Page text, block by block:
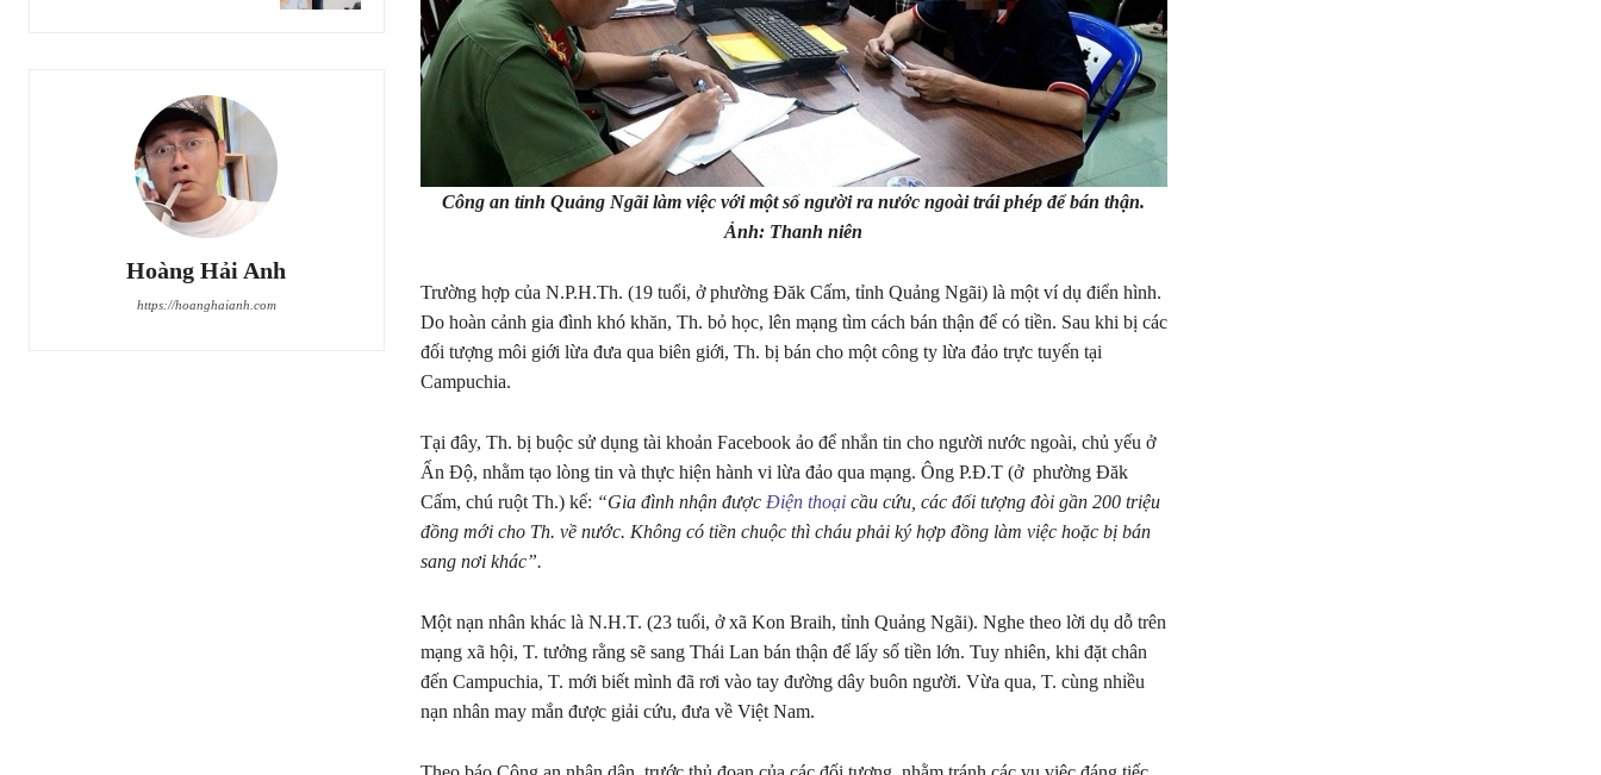
Hoàng Hải Anh
https://hoanghaianh.com
Công an tỉnh Quảng Ngãi làm việc với một số người ra nước ngoài trái phép để bán thận.
Ảnh: Thanh niên
Trường hợp của N.P.H.Th. (19 tuổi, ở phường Đăk Cấm, tỉnh Quảng Ngãi) là một ví dụ điển hình.
Do hoàn cảnh gia đình khó khăn, Th. bỏ học, lên mạng tìm cách bán thận để có tiền. Sau khi bị các
đối tượng môi giới lừa đưa qua biên giới, Th. bị bán cho một công ty lừa đảo trực tuyến tại
Campuchia.
Tại đây, Th. bị buộc sử dụng tài khoản Facebook ảo để nhắn tin cho người nước ngoài, chủ yếu ở
Ấn Độ, nhằm tạo lòng tin và thực hiện hành vi lừa đảo qua mạng. Ông P.Đ.T (ở phường Đăk
Cấm, chú ruột Th.) kể: “Gia đình nhận được Điện thoạicầu cứu, các đối tượng đòi gần 200 triệu
đồng mới cho Th. về nước. Không có tiền chuộc thì cháu phải ký hợp đồng làm việc hoặc bị bán
sang nơi khác”.
Một nạn nhân khác là N.H.T. (23 tuổi, ở xã Kon Braih, tỉnh Quảng Ngãi). Nghe theo lời dụ dỗ trên
mạng xã hội, T. tưởng rằng sẽ sang Thái Lan bán thận để lấy số tiền lớn. Tuy nhiên, khi đặt chân
đến Campuchia, T. mới biết mình đã rơi vào tay đường dây buôn người. Vừa qua, T. cùng nhiều
nạn nhân may mắn được giải cứu, đưa về Việt Nam.